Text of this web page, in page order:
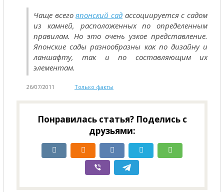
Чаще всегояпонский сад ассоциируется с садом
из камней, расположенных по определенным
правилам. Но это очень узкое представление.
Японские сады разнообразны как по дизайну и
ланшафту, так и по составляющим их
элементам.
26/07/2011 Только факты
Понравилась статья? Поделись с
друзьями: